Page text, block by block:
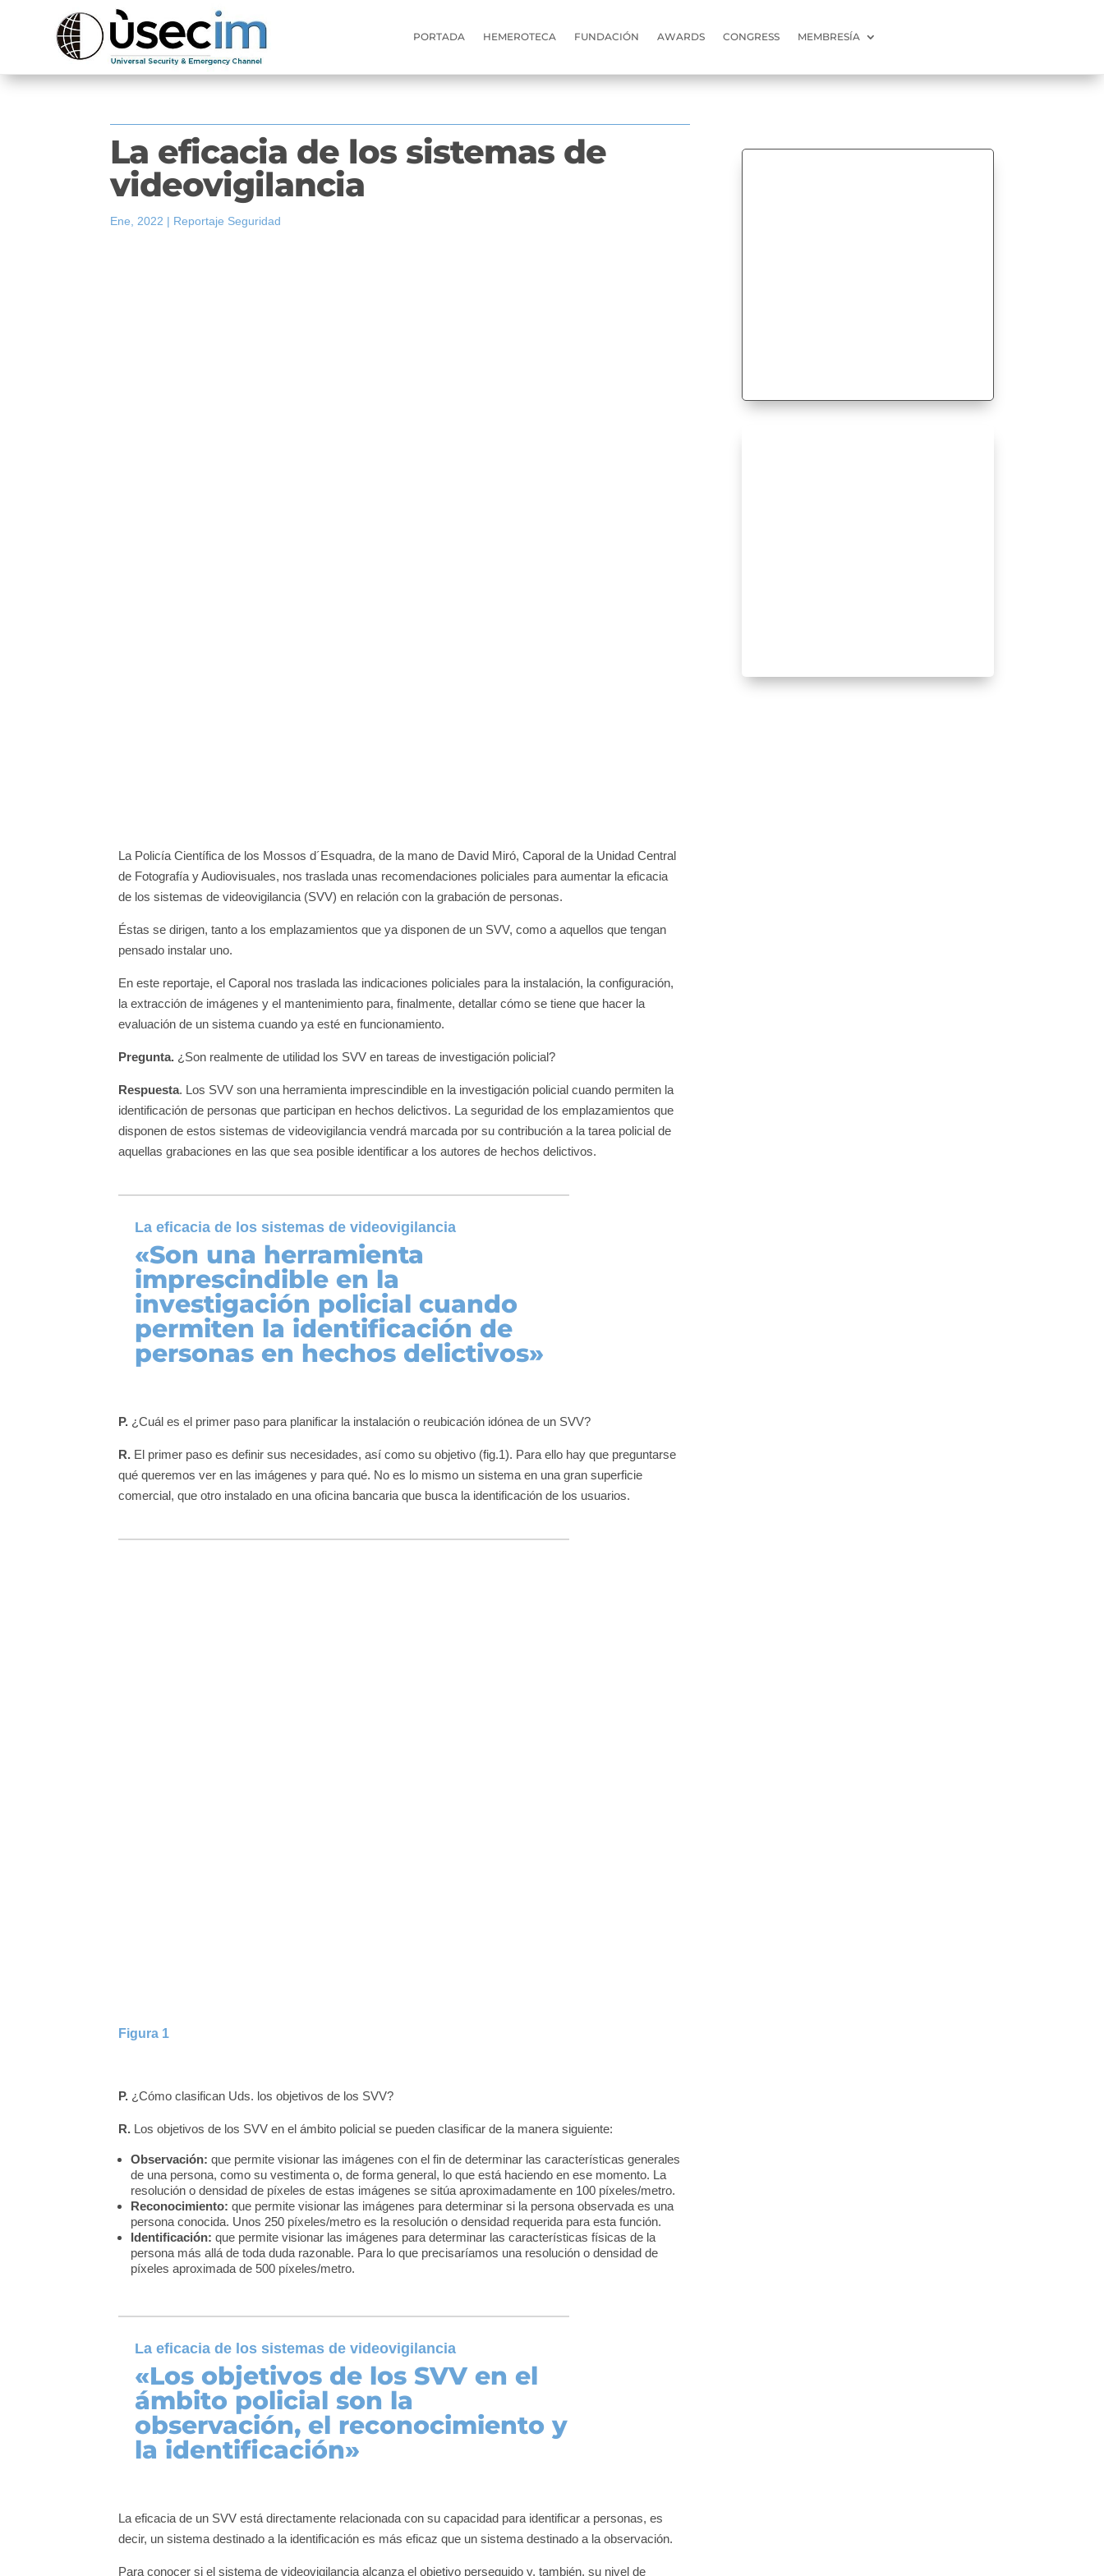
PORTADA HEMEROTECA FUNDACIÓN AWARDS CONGRESS MEMBRESÍA
La eficacia de los sistemas de
videovigilancia
Ene, 2022 | Reportaje Seguridad
La Policía Científica de los Mossos d´Esquadra, de la mano de David Miró, Caporal de la Unidad Central
de Fotografía y Audiovisuales, nos traslada unas recomendaciones policiales para aumentar la eficacia
de los sistemas de videovigilancia (SVV) en relación con la grabación de personas.
Éstas se dirigen, tanto a los emplazamientos que ya disponen de un SVV, como a aquellos que tengan
pensado instalar uno.
En este reportaje, el Caporal nos traslada las indicaciones policiales para la instalación, la configuración,
la extracción de imágenes y el mantenimiento para, finalmente, detallar cómo se tiene que hacer la
evaluación de un sistema cuando ya esté en funcionamiento.
Pregunta. ¿Son realmente de utilidad los SVV en tareas de investigación policial?
Respuesta. Los SVV son una herramienta imprescindible en la investigación policial cuando permiten la
identificación de personas que participan en hechos delictivos. La seguridad de los emplazamientos que
disponen de estos sistemas de videovigilancia vendrá marcada por su contribución a la tarea policial de
aquellas grabaciones en las que sea posible identificar a los autores de hechos delictivos.
La eficacia de los sistemas de videovigilancia
«Son una herramienta
imprescindible en la
investigación policial cuando
permiten la identificación de
personas en hechos delictivos»
P. ¿Cuál es el primer paso para planificar la instalación o reubicación idónea de un SVV?
R. El primer paso es definir sus necesidades, así como su objetivo (fig.1). Para ello hay que preguntarse
qué queremos ver en las imágenes y para qué. No es lo mismo un sistema en una gran superficie
comercial, que otro instalado en una oficina bancaria que busca la identificación de los usuarios.
Figura 1
P. ¿Cómo clasifican Uds. los objetivos de los SVV?
R. Los objetivos de los SVV en el ámbito policial se pueden clasificar de la manera siguiente:
Observación: que permite visionar las imágenes con el fin de determinar las características generales
de una persona, como su vestimenta o, de forma general, lo que está haciendo en ese momento. La
resolución o densidad de píxeles de estas imágenes se sitúa aproximadamente en 100 píxeles/metro.
Reconocimiento: que permite visionar las imágenes para determinar si la persona observada es una
persona conocida. Unos 250 píxeles/metro es la resolución o densidad requerida para esta función.
Identificación: que permite visionar las imágenes para determinar las características físicas de la
persona más allá de toda duda razonable. Para lo que precisaríamos una resolución o densidad de
píxeles aproximada de 500 píxeles/metro.
La eficacia de los sistemas de videovigilancia
«Los objetivos de los SVV en el
ámbito policial son la
observación, el reconocimiento y
la identificación»
La eficacia de un SVV está directamente relacionada con su capacidad para identificar a personas, es
decir, un sistema destinado a la identificación es más eficaz que un sistema destinado a la observación.
Para conocer si el sistema de videovigilancia alcanza el objetivo perseguido y, también, su nivel de